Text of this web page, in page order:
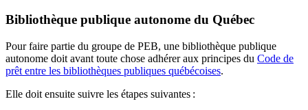
Bibliothèque publique autonome du Québec
Pour faire partie du groupe de PEB, une bibliothèque publique
autonome doit avant toute chose adhérer aux principes du Code de
prêt entre les bibliothèques publiques québécoises.
Elle doit ensuite suivre les étapes suivantes :